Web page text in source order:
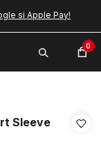
si Apple Pay!
0
Sleeve